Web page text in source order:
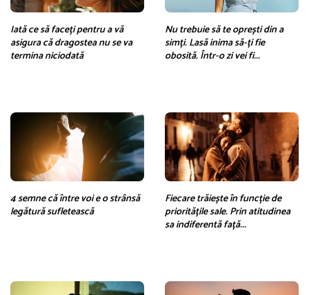
Iată ce să faceți pentru a vă
asigura că dragostea nu se va
termina niciodată
Nu trebuie să te oprești din a
simți. Lasă inima să-ți fie
obosită. Într-o zi vei fi...
4 semne că între voi e o strânsă
legătură sufletească
Fiecare trăiește în funcție de
prioritățile sale. Prin atitudinea
sa indiferentă față...